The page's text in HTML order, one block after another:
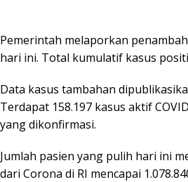
Pemerintah melaporkan
hari ini. Total kumulatif kasus
Data kasus tambahan
Terdapat 158.197 kasus aktif
yang dikonfirmasi.
Jumlah pasien yang pulih hari ini
dari Corona di RI mencapai